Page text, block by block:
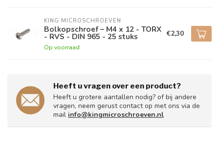
KING MICROSCHROEVEN
Bolkopschroef – M4 x 12 - TORX
- RVS - DIN 965 - 25 stuks
Op voorraad
€2,30
Heeft u vragen over een product?
Heeft u grotere aantallen nodig? of bij andere
vragen, neem gerust contact op met ons via de
mail info@kingmicroschroeven.nl